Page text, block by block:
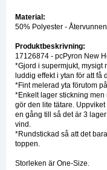
Material:
50% Polyester -
Produktbeskrivning:
17126874 - pcPyron New
*Gjord i supermjukt, mysigt
luddig effekt i ytan för att få
*Fint melerad yta förutom
*Enkelt lager stickning
gör den lite tätare.
en gång till så det är 3
vind.
*Rundstickad så att det
toppen.
Storleken är One-Size.